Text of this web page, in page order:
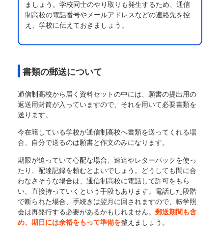
ましょう。学校同士のやり取りも発生するため、通信
制高校の電話番号やメールアドレスなどの連絡先を控
え、学校に伝えておきましょう。
書類の郵送について
通信制高校から届く資料セットの中には、願書の提出用の
返送用封筒が入っていますので、それを用いて必要書類を
送ります。
今在籍している学校が通信制高校へ書類を送ってくれる場
合、自分で送るのは願書と作文のみになります。
期限が迫っていて心配な場合、速達やレターパックを使っ
たり、配達記録を頼むとよいでしょう。どうしても間に合
わなさそうな場合は、通信制高校に電話して許可をもら
い、直接持っていくという手段もあります。電話した段階
で断られた場合、手続きは翌月に回されますので、転学照
会は再発行する必要があるかもしれません。 郵送期間も含
め、期日には余裕をもって準備を整えましょう。